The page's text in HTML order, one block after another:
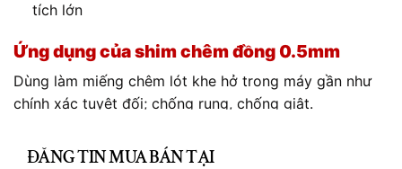
tích lớn
Ứng dụng của shim chêm đồng 0.5mm
Dùng làm miếng chêm lót khe hở trong máy gần như
chính xác tuyệt đối; chống rung, chống giật.
Sử dụng rộng rãi cho các công việc cần chống ăn mòn
ĐĂNG TIN MUA BÁN TẠI